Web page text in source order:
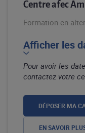
Centre afec
Formation en
Afficher les
Pour avoir les
contactez votre
DÉPOSER MA
EN SAVOIR